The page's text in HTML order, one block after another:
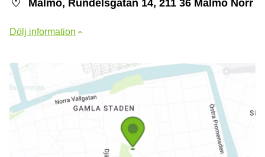
Malmö, Rundelsgatan 14, 211 36 Malmö Norr
Dölj information